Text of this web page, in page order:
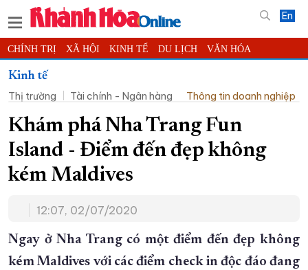
En
CHÍNH TRỊ XÃ HỘI KINH TẾ DU LỊCH VĂN HÓA
THỂ THAO
KHOA HỌC - CÔNG NGHỆ PHÁP LUẬT BẠN ĐỌC PHÓNG SỰ
THẾ GIỚI MULTIMEDIA VIDEO ĐỌC BÁO ONLINE
PODCAST THÔNG TIN - QUẢNG CÁO
QUY HOẠCH TỈNH KHÁNH HÒA
CHUNG TAY CẢI CÁCH HÀNH CHÍNH
XÂY DỰNG NÔNG THÔN MỚI LỊCH CẮT ĐIỆN
TÀU - XE - MÁY BAY
Kinh tế
Thị trường
Tài chính - Ngân hàng Thông tin doanh nghiệp
Khám phá Nha Trang Fun
Island - Điểm đến đẹp không
kém Maldives
12:07, 02/07/2020
Ngay ở Nha Trang có một điểm đến đẹp không
kém Maldives với các điểm check in độc đáo đang